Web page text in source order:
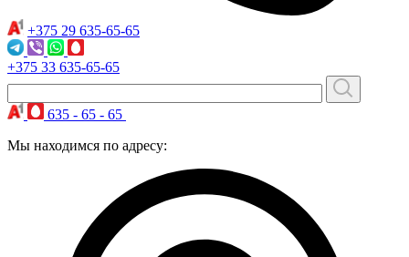
+375 29 635-65-65
+375 33 635-65-65
635 - 65 - 65
Мы находимся по адресу: